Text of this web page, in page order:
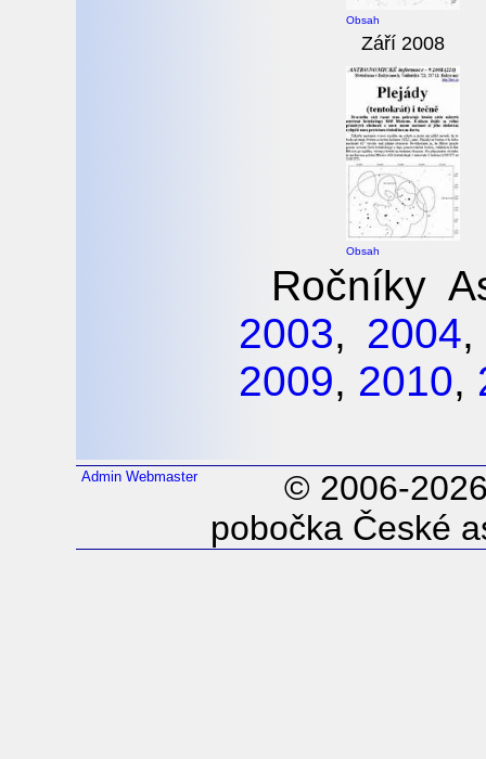
Obsah
Září 2008
Obsah
Ročníky
2003, 2004
2009, 2010,
Admin Webmaster
© 2006-
pobočka České